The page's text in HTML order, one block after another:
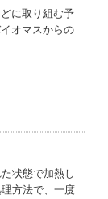
に取り組む予
オマスからの
状態で加熱し
方法で、一度